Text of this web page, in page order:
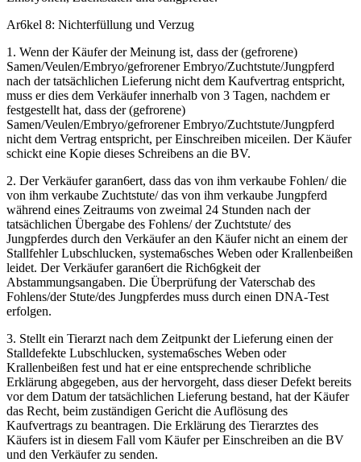
Ar6kel 8: Nichterfüllung und Verzug
1. Wenn der Käufer der Meinung ist, dass der (gefrorene)
Samen/Veulen/Embryo/gefrorener Embryo/Zuchtstute/Jungpferd
nach der tatsächlichen Lieferung nicht dem Kaufvertrag entspricht,
muss er dies dem Verkäufer innerhalb von 3 Tagen, nachdem er
festgestellt hat, dass der (gefrorene)
Samen/Veulen/Embryo/gefrorener Embryo/Zuchtstute/Jungpferd
nicht dem Vertrag entspricht, per Einschreiben miceilen. Der Käufer
schickt eine Kopie dieses Schreibens an die BV.
2. Der Verkäufer garan6ert, dass das von ihm verkaube Fohlen/ die
von ihm verkaube Zuchtstute/ das von ihm verkaube Jungpferd
während eines Zeitraums von zweimal 24 Stunden nach der
tatsächlichen Übergabe des Fohlens/ der Zuchtstute/ des
Jungpferdes durch den Verkäufer an den Käufer nicht an einem der
Stallfehler Lubschlucken, systema6sches Weben oder Krallenbeißen
leidet. Der Verkäufer garan6ert die Rich6gkeit der
Abstammungsangaben. Die Überprüfung der Vaterschab des
Fohlens/der Stute/des Jungpferdes muss durch einen DNA-Test
erfolgen.
3. Stellt ein Tierarzt nach dem Zeitpunkt der Lieferung einen der
Stalldefekte Lubschlucken, systema6sches Weben oder
Krallenbeißen fest und hat er eine entsprechende schribliche
Erklärung abgegeben, aus der hervorgeht, dass dieser Defekt bereits
vor dem Datum der tatsächlichen Lieferung bestand, hat der Käufer
das Recht, beim zuständigen Gericht die Auflösung des
Kaufvertrags zu beantragen. Die Erklärung des Tierarztes des
Käufers ist in diesem Fall vom Käufer per Einschreiben an die BV
und den Verkäufer zu senden.